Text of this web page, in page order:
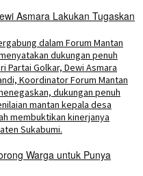
Asmara Lakukan Tugaskan
Warga untuk Punya